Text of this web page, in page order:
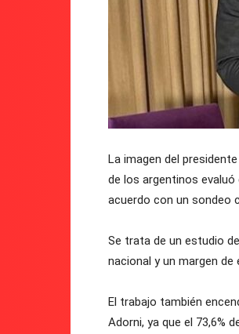
La imagen del
de los argentinos evaluó
acuerdo con un sondeo
Se trata de un estudio
nacional y un margen
El trabajo también
Adorni, ya que el 73,6%